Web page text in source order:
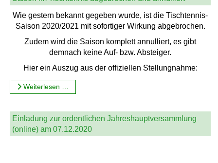
Wie gestern bekannt gegeben wurde, ist die Tischtennis-
Saison 2020/2021 mit sofortiger Wirkung abgebrochen.
Zudem wird die Saison komplett annulliert, es gibt
demnach keine Auf- bzw. Absteiger.
Hier ein Auszug aus der offiziellen Stellungnahme:
Weiterlesen …
Einladung zur ordentlichen Jahreshauptversammlung
(online) am 07.12.2020